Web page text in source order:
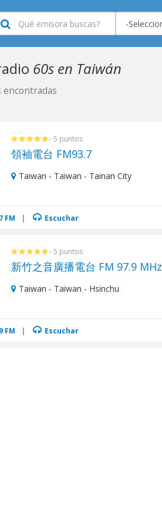
60s en Taiwán
encontradas
- 5 puntos
領袖電台 FM93.7
Taiwan - Taiwan - Tainan City
FM | Escuchar
- 5 puntos
新竹之音廣播電台 FM 97.9 MHz
Taiwan - Taiwan - Hsinchu
FM | Escuchar